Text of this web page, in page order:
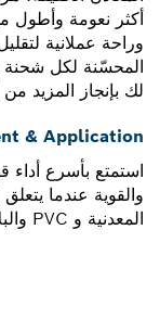
أكثر نعومة وأطول من
وراحة عملانية
المحسّنة لكل شحنة
لك بإنجاز المزيد
& Application
استمتع بأسرع أداء
والقوية عندما يتعلق
المعدنية و PVC والبلاط أو تهذيب حواف المعادن الخفيفة